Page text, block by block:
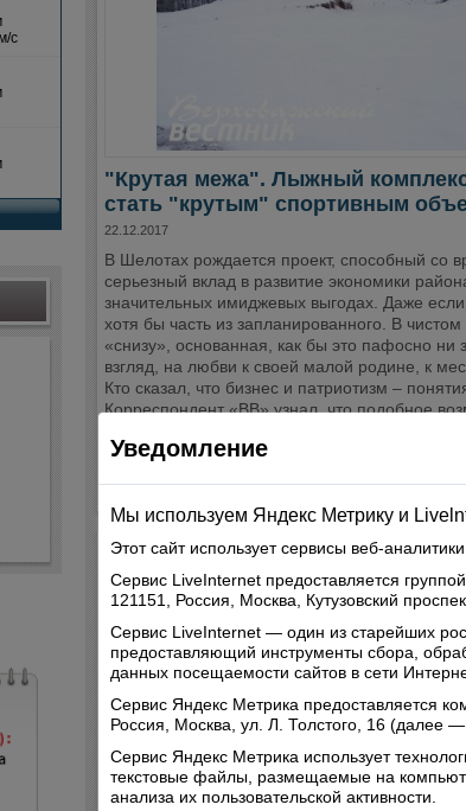
"Крутая межа". Лыжный
стать "крутым" спортивным
22.12.2017
В Шелотах рождается проект, способный со
серьезный вклад в развитие экономики
значительных имиджевых выгодах. Даже если
хотя бы часть из запланированного. В
«снизу», основанная, как бы это пафосно ни
взгляд, на любви к своей малой родине, к
Кто сказал, что бизнес и патриотизм –
Корреспондент «ВВ» узнал, что подобное
Уведомление
Мы используем Яндекс Метрику и
Этот сайт использует сервисы веб-аналитики
Сервис LiveInternet предоставляется
121151, Россия, Москва, Кутузовский
Сервис LiveInternet — один из старейших
предоставляющий инструменты сбора,
данных посещаемости сайтов в сети
Сервис Яндекс Метрика предоставляется
Россия, Москва, ул. Л. Толстого, 16 (далее —
Сервис Яндекс Метрика использует
текстовые файлы, размещаемые на
анализа их пользовательской активности.